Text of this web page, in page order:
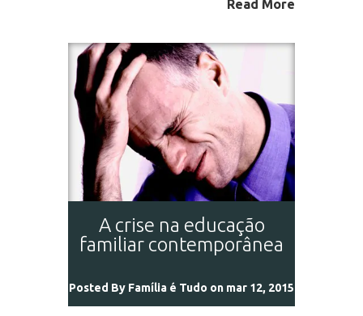
Read More
A crise na educação
familiar contemporânea
Posted By Família é Tudo on mar 12, 2015